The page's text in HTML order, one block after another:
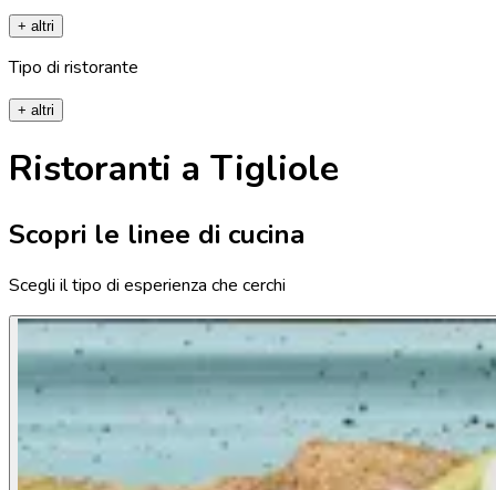
+ altri
Tipo di ristorante
+ altri
Ristoranti a Tigliole
Scopri le linee di cucina
Scegli il tipo di esperienza che cerchi